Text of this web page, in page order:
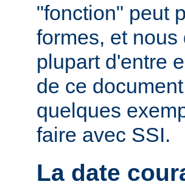
"fonction" peut
formes, et
plupart d'entre
de ce
quelques
faire avec SSI.
La date